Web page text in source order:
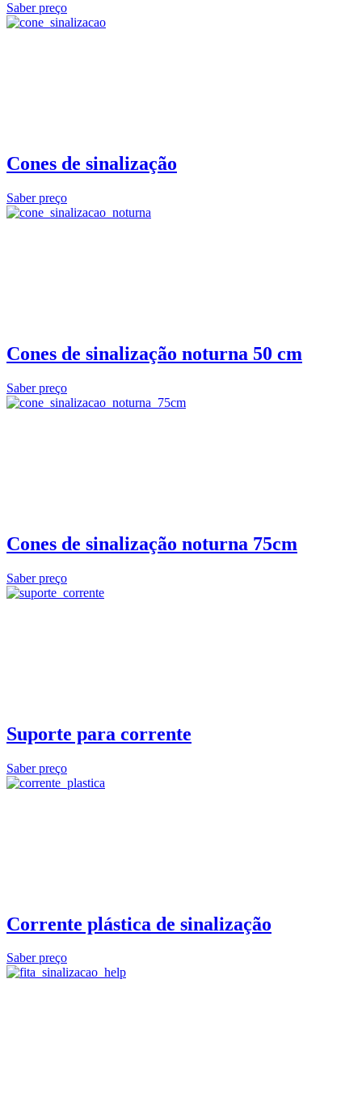
Saber preço
Cones de sinalização
Saber preço
Cones de sinalização noturna 50 cm
Saber preço
Cones de sinalização noturna 75cm
Saber preço
Suporte para corrente
Saber preço
Corrente plástica de sinalização
Saber preço